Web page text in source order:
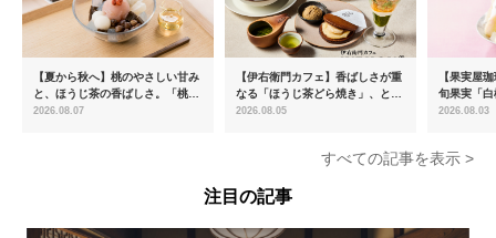
【夏から秋へ】桃のやさしい甘み
と、ほうじ茶の香ばしさ。「桃と
ほうじ茶のあんみつ」を8月中旬
2026.08.07
【伊右衛門カフェ】香ばしさが重
なる「ほうじ茶どら焼き」、とろ
ける「宇治抹茶ティラミス」が新
2026.08.05
【果実屋
旬果実「
限定販売
2026.08.03
すべての記事を表示 >
注目の記事